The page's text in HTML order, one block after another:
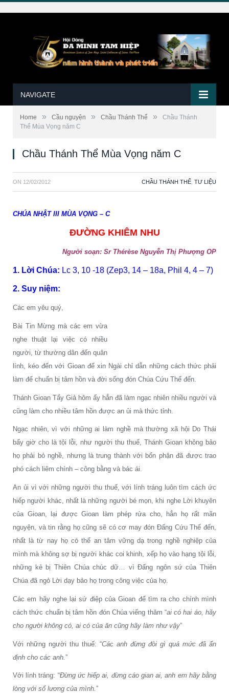
NAVIGATE
Home » Cầu nguyện » Chầu Thánh Thể »
Chầu Thánh
Thể Mùa Vọng năm C
Chầu Thánh Thể Mùa Vọng năm C
ON 12/02/2012 CHẦU THÁNH THỂ TƯ LIỆU
CHÚA NHẬT III MÙA VỌNG – C
ĐƯỜNG KHIÊM NHU
Người soạn: Sr Thérèse Nguyễn Thị Phượng OP
1. Lời Chúa: Lc 3, 10 -18 (Zep3, 14 – 18a, Phil 4, 4 – 7)
2. Suy niệm:
Các em yêu quý,
Bài Tin Mừng mà các em vừa
nghe thuật lại việc có nhiều
người, từ thường dân đến quân
lính, kéo đến với Gioan để xin Ngài chỉ dẫn những cách thức phải
làm để chuẩn bị tâm hồn và đời sống đón Chúa Cứu Thế đến.
Thánh Gioan Tẩy Giả hôm ấy hẳn đã làm ngạc nhiên nhiều người và
cũng làm cho nhiều tâm hồn được an ủi mà thức tỉnh.
Ngạc nhiên, vì với những ai làm nghề mà thường xã hội Do Thái
bấy giờ cho là tội lỗi, như người thu thuế, Thánh Gioan không bảo
họ phải bỏ nghề, nhưng là trung thành với bổn phận đã được trao
phó cách liêm chính – công bằng và bác ái.
An ủi vì với những người thu thuế, với lính tráng luôn tìm cách ức
hiếp người khác, nhất là những người bé mọn, khi nghe Lời khuyên
của Gioan, lại được Gioan làm phép rửa cho, hẳn họ rất mãn
nguyện, và tin rằng họ cũng sẽ có cơ may đón Đấng Cứu Thế đến,
nhất là từ nay họ có thể an tâm vững dạ trong nghề nghiệp của
mình mà không sợ bị người khác coi khinh, xếp họ vào hạng tội lỗi,
những kẻ bị Thiên Chúa chúc dữ… vì Đấng ngôn sứ của Thiên
Chúa đã ngỏ Lời dạy bảo họ trong công việc của họ.
Các em hãy nghe lại sứ điệp của Gioan để tìm ra cho chính mình
cách thức chuẩn bị tâm hồn đón Chúa viếng thăm “ai có hai áo, hãy
cho người không có, ai có của ăn cũng hãy làm như vậy”
Với những người thu thuế: “Các anh đừng đòi gì quá mức đã ấn
định cho các anh. ”
Với lính tráng: “Đừng ức hiếp ai, đừng cáo gian ai, anh em hãy bằng
lòng với số lương của mình.”